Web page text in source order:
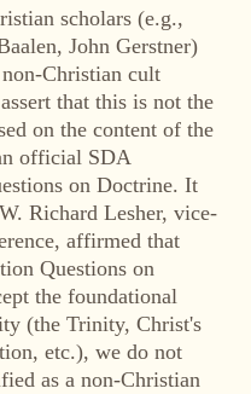
scholars (e.g.,
John Gerstner)
Christian cult
that this is not the
on the content of the
official SDA
on Doctrine. It
Richard Lesher, vice-
affirmed that
Questions on
the foundational
(the Trinity, Christ's
etc.), we do not
as a non-Christian